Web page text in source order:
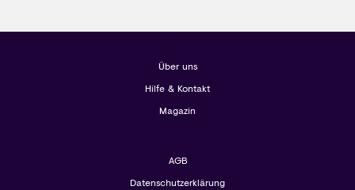
Über uns
Hilfe & Kontakt
Magazin
AGB
Datenschutzerklärung